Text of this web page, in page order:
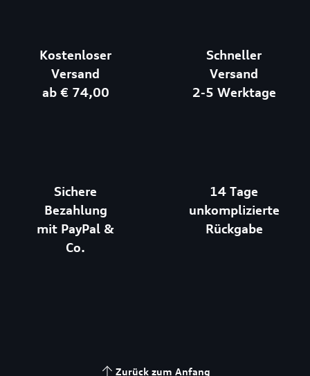
Kostenloser
Versand
ab € 74,00
Schneller
Versand
2-5 Werktage
Sichere
Bezahlung
mit PayPal &
Co.
14 Tage
unkomplizierte
Rückgabe
Zurück zum Anfang